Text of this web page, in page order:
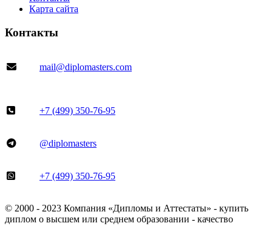
Карта сайта
Контакты
mail@diplomasters.com
+7 (499) 350-76-95
@diplomasters
+7 (499) 350-76-95
© 2000 - 2023 Компания «Дипломы и Аттестаты» - купить
диплом о высшем или среднем образовании - качество